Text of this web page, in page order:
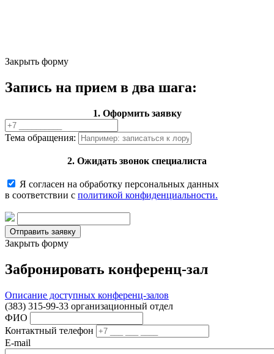
Закрыть форму
Запись на прием в два шага:
1. Оформить заявку
Тема обращения:
2. Ожидать звонок специалиста
Я согласен на обработку персональных данных
в соответствии с политикой конфиденциальности.
Закрыть форму
Забронировать конференц-зал
Описание доступных конференц-залов
(383) 315-99-33 организационный отдел
ФИО
Контактный телефон
E-mail